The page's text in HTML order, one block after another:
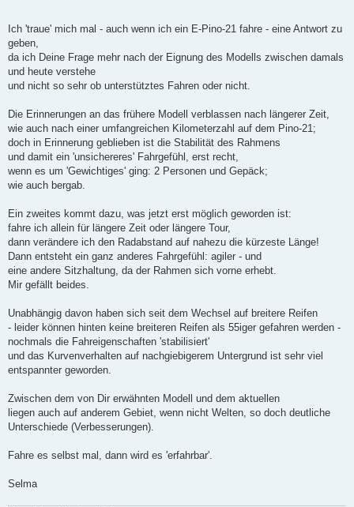
r
a
Ich 'traue' mich mal - auch wenn ich ein E-Pino-21 fahre - eine Antwort zu
geben,
da ich Deine Frage mehr nach der Eignung des Modells zwischen damals
und heute verstehe
und nicht so sehr ob unterstütztes Fahren oder nicht.
Die Erinnerungen an das frühere Modell verblassen nach längerer Zeit,
wie auch nach einer umfangreichen Kilometerzahl auf dem Pino-21;
doch in Erinnerung geblieben ist die Stabilität des Rahmens
und damit ein 'unsichereres' Fahrgefühl, erst recht,
wenn es um 'Gewichtiges' ging: 2 Personen und Gepäck;
wie auch bergab.
Ein zweites kommt dazu, was jetzt erst möglich geworden ist:
fahre ich allein für längere Zeit oder längere Tour,
dann verändere ich den Radabstand auf nahezu die kürzeste Länge!
Dann entsteht ein ganz anderes Fahrgefühl: agiler - und
eine andere Sitzhaltung, da der Rahmen sich vorne erhebt.
Mir gefällt beides.
Unabhängig davon haben sich seit dem Wechsel auf breitere Reifen
- leider können hinten keine breiteren Reifen als 55iger gefahren werden -
nochmals die Fahreigenschaften 'stabilisiert'
und das Kurvenverhalten auf nachgiebigerem Untergrund ist sehr viel
entspannter geworden.
Zwischen dem von Dir erwähnten Modell und dem aktuellen
liegen auch auf anderem Gebiet, wenn nicht Welten, so doch deutliche
Unterschiede (Verbesserungen).
Fahre es selbst mal, dann wird es 'erfahrbar'.
Selma